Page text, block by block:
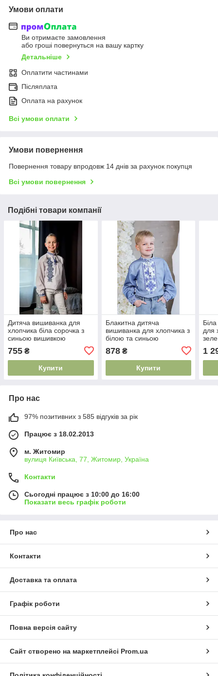
Умови оплати
Ви отримаєте замовлення
або гроші повернуться на вашу картку
Детальніше
Оплатити частинами
Післяплата
Оплата на рахунок
Всі умови оплати
Умови повернення
Повернення товару впродовж 14 днів за рахунок покупця
Всі умови повернення
Подібні товари компанії
Дитяча вишиванка для
хлопчика біла сорочка з
синьою вишивкою
геометричний орнамент
хрестиком 116–152
755 ₴
Купити
Блакитна дитяча
вишиванка для хлопчика з
білою та синьою
геометричний орнамент
116–146
878₴
Купити
для
152
1
Про нас
97% позитивних з 585 відгуків за рік
Працює з 18.02.2013
м. Житомир
вулиця Київська, 77, Житомир, Україна
Контакти
Сьогодні працює з 10:00 до 16:00
Показати весь графік роботи
Про нас
Контакти
Доставка та оплата
Графік роботи
Повна версія сайту
Сайт створено на маркетплейсі Prom.ua